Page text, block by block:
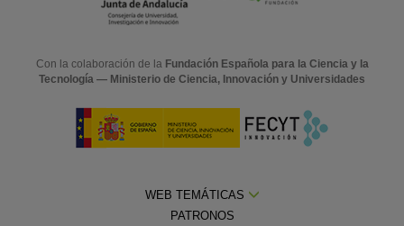
Con la colaboración de la Fundación Española para la Ciencia y la
Tecnología — Ministerio de Ciencia, Innovación y Universidades
WEB TEMÁTICAS
PATRONOS